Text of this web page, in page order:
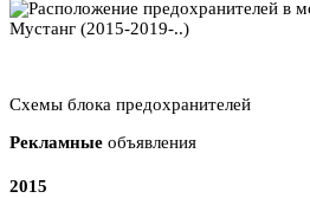
Схемы блока предохранителей
Рекламные объявления
2015